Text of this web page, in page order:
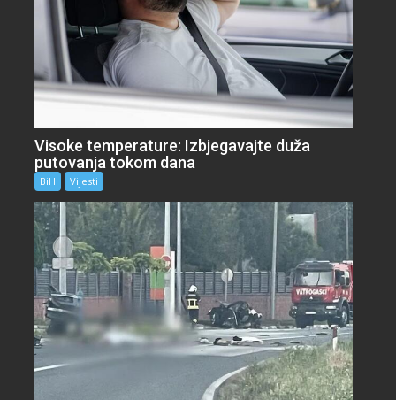
Visoke temperature: Izbjegavajte duža
putovanja tokom dana
BiH Vijesti